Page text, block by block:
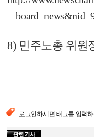
8) 민주노총 위원
로그인하시면 태그를 입력